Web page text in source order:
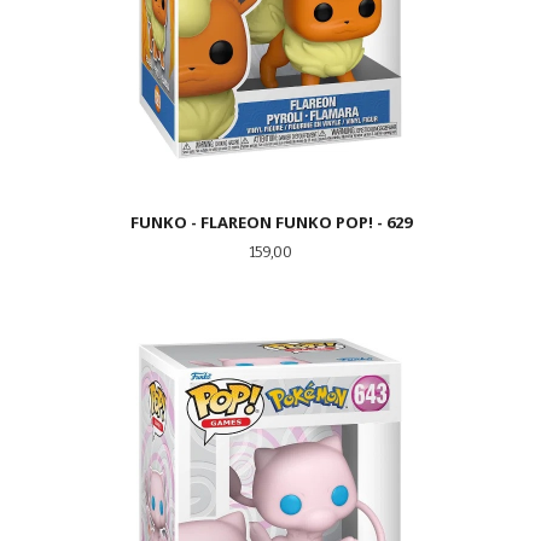
FUNKO - FLAREON FUNKO POP! - 629
Pris
159,00